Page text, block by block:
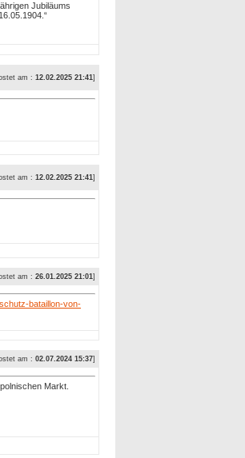
Jubiläums
am : 12.02.2025 21:41]
am : 12.02.2025 21:41]
am : 26.01.2025 21:01]
bataillon-von-
am : 02.07.2024 15:37]
Markt.